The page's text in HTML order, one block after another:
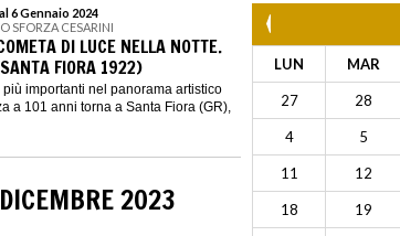
6 Gennaio 2024
SFORZA CESARINI
DI LUCE NELLA NOTTE.
FIORA 1922)
più importanti nel panorama artistico
a 101 anni torna a Santa Fiora (GR),
2023
LUN MAR
27 28
4 5
11 12
18 19